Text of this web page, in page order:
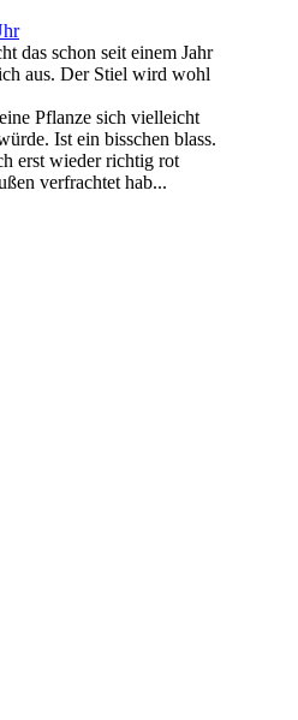
das schon seit einem Jahr
aus. Der Stiel wird wohl
Pflanze sich vielleicht
Ist ein bisschen blass.
erst wieder richtig rot
verfrachtet hab...